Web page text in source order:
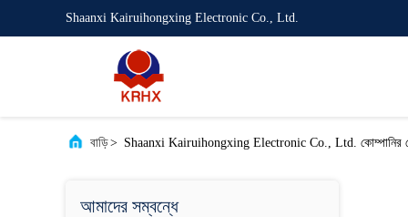
Shaanxi Kairuihongxing Electronic Co., Ltd.
বাড়ি> Shaanxi Kairuihongxing Electronic Co., Ltd. কোম্পানির
আমাদের সম্বন্ধে